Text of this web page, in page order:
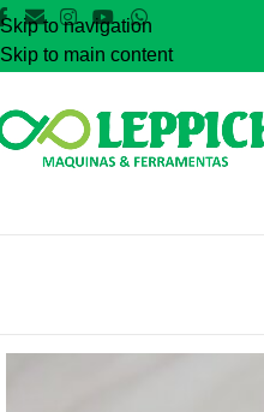
Skip to navigation
Skip to main content